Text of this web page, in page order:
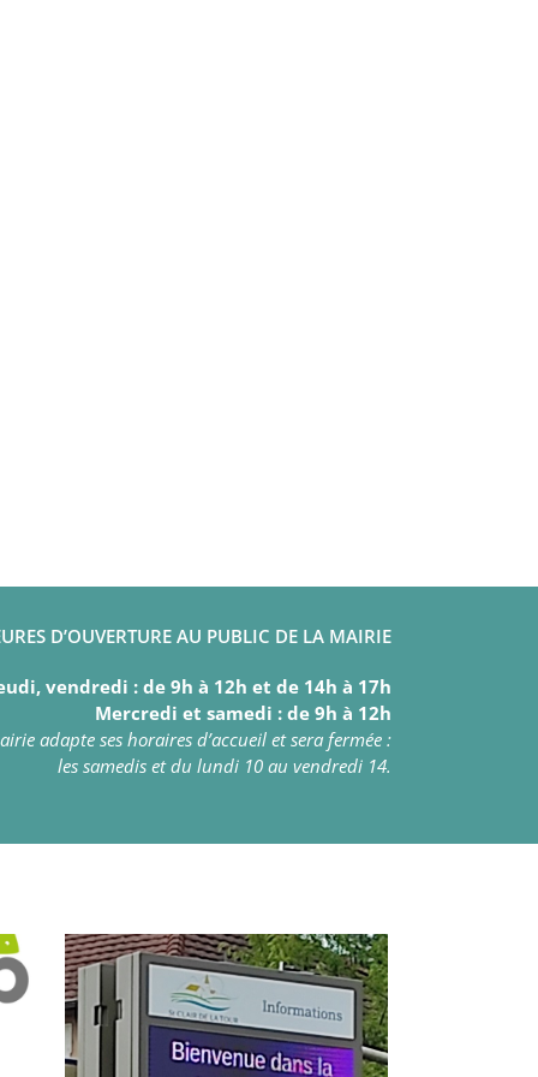
D’OUVERTURE AU PUBLIC DE LA MAIRIE
vendredi : de 9h à 12h et de 14h à 17h
Mercredi et samedi : de 9h à 12h
adapte ses horaires d’accueil et sera fermée :
les samedis et du lundi 10 au vendredi 14.